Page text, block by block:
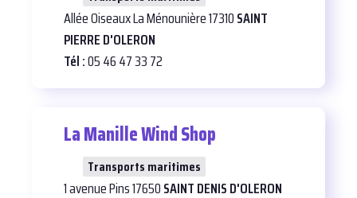
Allée Oiseaux La Ménounière 17310SAINT
PIERRE D'OLERON
Tél :05 46 47 33 72
La Manille Wind Shop
Transports maritimes
1 avenue Pins 17650SAINT DENIS D'OLERON